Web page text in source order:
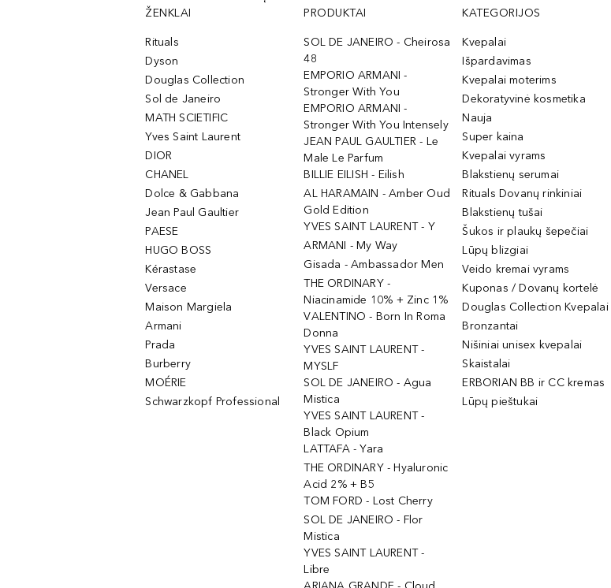
ŽENKLAI
Rituals
Dyson
Douglas Collection
Sol de Janeiro
MATH SCIETIFIC
Yves Saint Laurent
DIOR
CHANEL
Dolce & Gabbana
Jean Paul Gaultier
PAESE
HUGO BOSS
Kérastase
Versace
Maison Margiela
Armani
Prada
Burberry
MOÉRIE
Schwarzkopf Professional
PRODUKTAI
SOL DE JANEIRO - Cheirosa
48
EMPORIO ARMANI -
Stronger With You
EMPORIO ARMANI -
Stronger With You Intensely
JEAN PAUL GAULTIER - Le
Male Le Parfum
BILLIE EILISH - Eilish
AL HARAMAIN - Amber Oud
Gold Edition
YVES SAINT LAURENT - Y
ARMANI - My Way
Gisada - Ambassador Men
THE ORDINARY -
Niacinamide 10% + Zinc 1%
VALENTINO - Born In Roma
Donna
YVES SAINT LAURENT -
MYSLF
SOL DE JANEIRO - Agua
Mistica
YVES SAINT LAURENT -
Black Opium
LATTAFA - Yara
THE ORDINARY - Hyaluronic
Acid 2% + B5
TOM FORD - Lost Cherry
SOL DE JANEIRO - Flor
Mistica
YVES SAINT LAURENT -
Libre
KATEGORIJOS
Kvepalai
Išpardavimas
Kvepalai moterims
Dekoratyvinė kosmetika
Nauja
Super kaina
Kvepalai vyrams
Blakstienų serumai
Rituals Dovanų rinkiniai
Blakstienų tušai
Šukos ir plaukų šepečiai
Lūpų blizgiai
Veido kremai vyrams
Kuponas / Dovanų kortelė
Douglas Collection Kvepalai
Bronzantai
Nišiniai unisex kvepalai
Skaistalai
ERBORIAN BB ir CC kremas
Lūpų pieštukai